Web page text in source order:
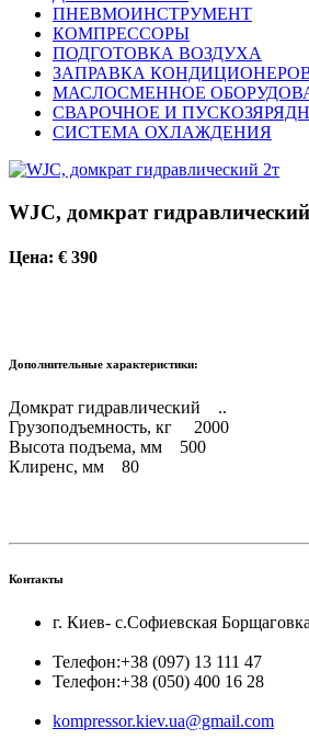
ПНЕВМОИНСТРУМЕНТ
КОМПРЕССОРЫ
ПОДГОТОВКА ВОЗДУХА
ЗАПРАВКА
МАСЛОСМЕННОЕ
СВАРОЧНОЕ И
СИСТЕМА ОХЛАЖДЕНИЯ
WJC, домкрат
Цена: € 390
Дополнительные характеристики:
Домкрат гидравлический ..
Грузоподъемность, кг 2000
Высота подъема, мм 500
Клиренс, мм 80
Контакты
г. Киев- с.Софиевская
Телефон:+38 (097) 13 111 47
Телефон:+38 (050) 400 16 28
kompressor.kiev.ua@gmail.com